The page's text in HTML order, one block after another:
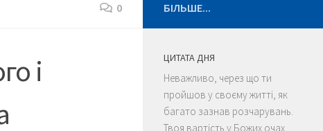
0
і
БІЛЬШЕ...
ЦИТАТА ДНЯ
Неважливо, через що ти
пройшов у своєму житті, як
багато зазнав розчарувань.
Твоя вартість у Божих очах